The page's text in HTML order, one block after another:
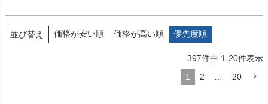
並び替え 価格が安い順 価格が高い順 優先度順
397件中 1-20件表示
1
2 20